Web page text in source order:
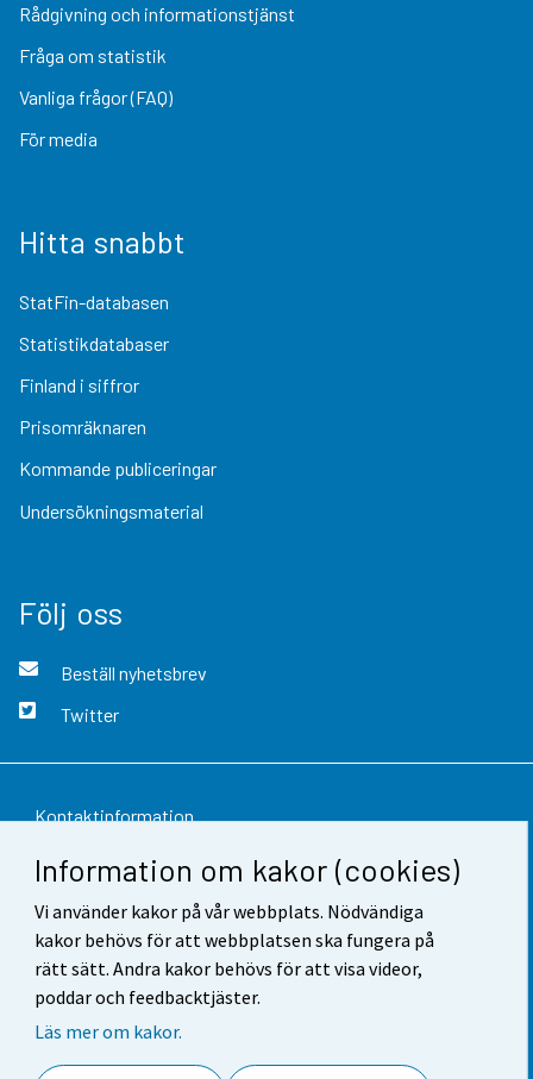
Information om kakor (cookies)
Vi använder kakor på vår webbplats. Nödvändiga
kakor behövs för att webbplatsen ska fungera på
rätt sätt. Andra kakor behövs för att visa videor,
poddar och feedbacktjäster.
Läs mer om kakor.
Rådgivning och informationstjänst
Fråga om statistik
Vanliga frågor (FAQ)
För media
Hitta snabbt
StatFin-databasen
Statistikdatabaser
Finland i siffror
Prisomräknaren
Kommande publiceringar
Undersökningsmaterial
Följ oss
Beställ nyhetsbrev
Twitter
Kontaktinformation
Respons
Användarvillkor
Dataskydd
Tillgänglighet